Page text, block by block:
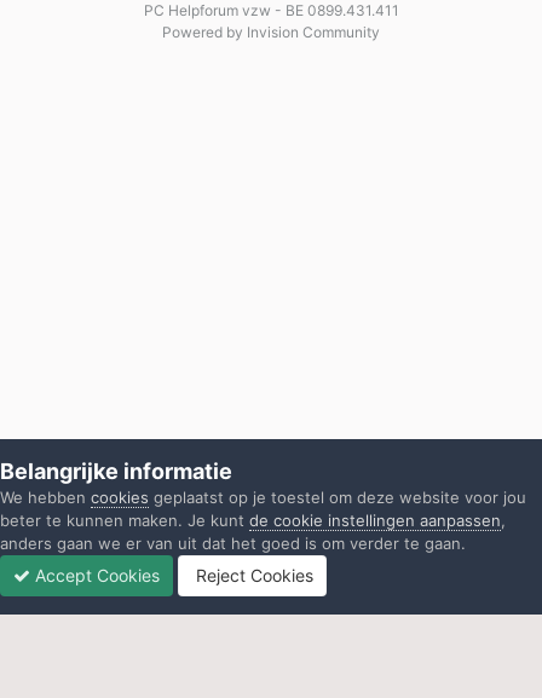
PC Helpforum vzw - BE 0899.431.411
Powered by Invision Community
Belangrijke informatie
We hebben cookies geplaatst op je toestel om deze website voor jou
beter te kunnen maken. Je kunt de cookie instellingen aanpassen,
anders gaan we er van uit dat het goed is om verder te gaan.
Accept Cookies Reject Cookies
Ongelezen